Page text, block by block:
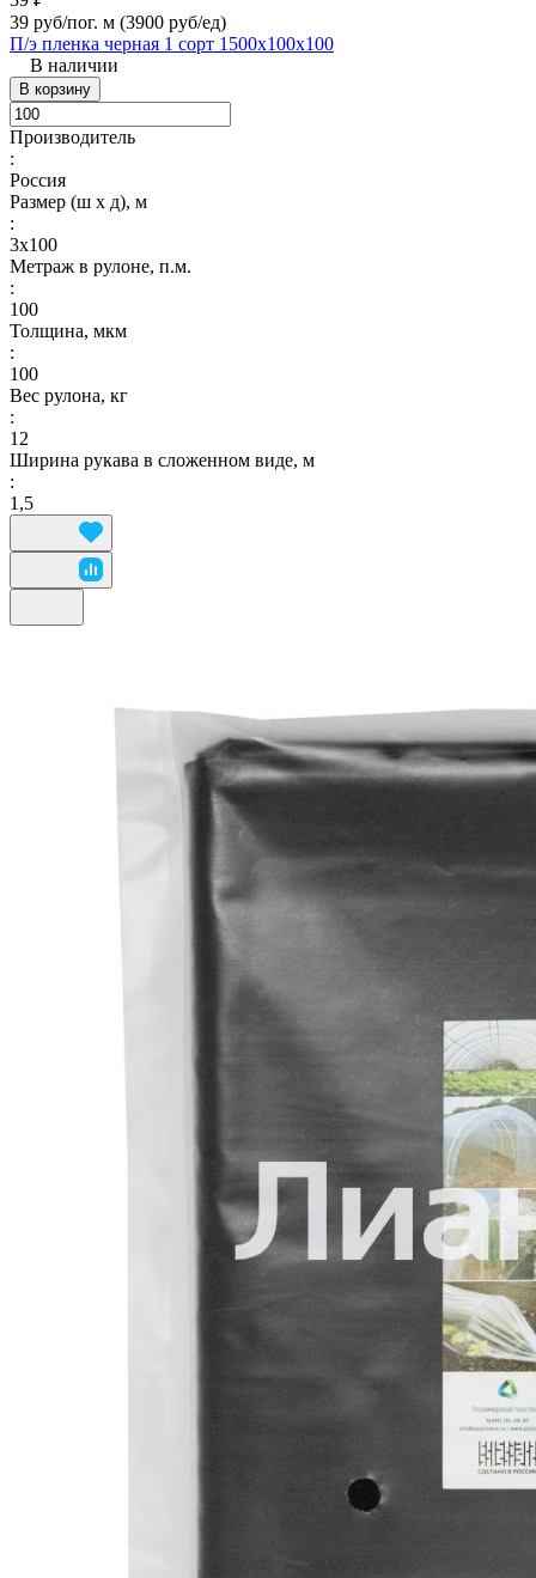
39 руб/пог. м (3900 руб/eд)
П/э пленка черная 1 сорт 1500х100х100
В наличии
В корзину
Производитель
:
Россия
Размер (ш х д), м
:
3х100
Метраж в рулоне, п.м.
:
100
Толщина, мкм
:
100
Вес рулона, кг
:
12
Ширина рукава в сложенном виде, м
:
1,5